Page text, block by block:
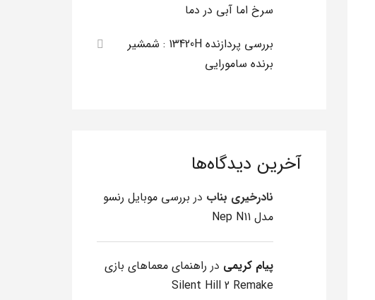
سرخ اما آبی در دما
بررسی پردازنده 13420H : شمشیر
برنده سامورایی
آخرین دیدگاه‌ها
نادرخیری بناب در بررسی موبایل رنسو
مدل Nep N11
پیام کریمی در راهنمای معماهای بازی
Silent Hill 2 Remake